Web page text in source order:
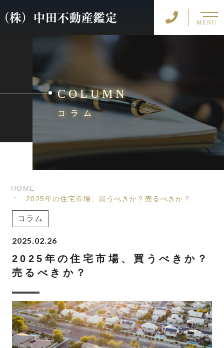
MENU
COLUMN
コラム
HOME
2025年の住宅市場、買うべきか？売るべきか？
コラム
2025.02.26
2025年の住宅市場、買うべきか？
売るべきか？